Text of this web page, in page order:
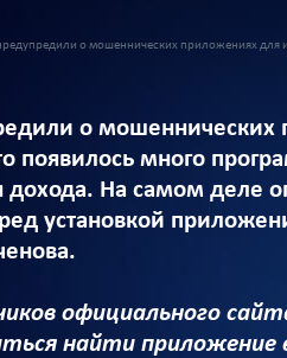
о мошеннических приложениях для
о
появилось много
дохода. На самом деле
установкой
официального
найти